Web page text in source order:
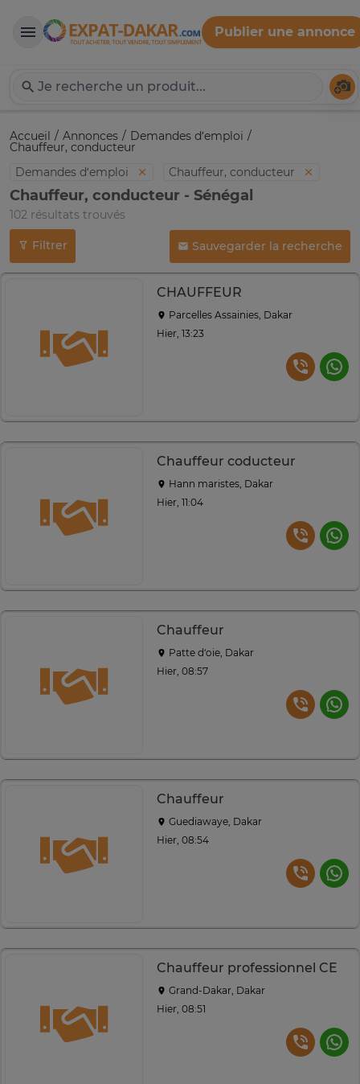
Expat-Dakar
Publier une annonce
Accueil Annonces Demandes d’emploi
Chauffeur, conducteur
Demandes d’emploi
Chauffeur, conducteur
Chauffeur, conducteur - Sénégal
102 résultats trouvés
Filtrer Sauvegarder la recherche
CHAUFFEUR
Parcelles Assainies, Dakar
Hier, 13:23
Chauffeur coducteur
Hann maristes, Dakar
Hier, 11:04
Chauffeur
Patte d‘oie, Dakar
Hier, 08:57
Chauffeur
Guediawaye, Dakar
Hier, 08:54
Chauffeur professionnel CE
Grand-Dakar, Dakar
Hier, 08:51